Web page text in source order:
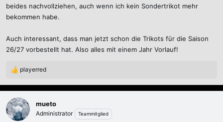
beides nachvollziehen, auch wenn ich kein Sondertrikot mehr
bekommen habe.
Auch interessant, dass man jetzt schon die Trikots für die Saison
26/27 vorbestellt hat. Also alles mit einem Jahr Vorlauf!
R
a
k
t
i
playerred
mueto
Administrator Teammitglied